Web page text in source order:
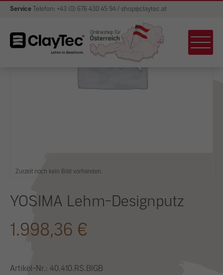
Service Telefon: +43 (0) 676 430 45 94 / shop@claytec.at
Zurzeit noch kein Bild vorhanden.
YOSIMA Lehm-Designputz
1.998,36 €
Artikel-Nr.: 40.410.RS.BIGB